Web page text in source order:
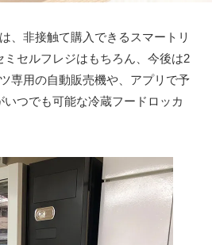
、非接触て購入できるスマートリ
セルフレジはもちろん、今後は2
専用の自動販売機や、アプリで予
つでも可能な冷蔵フードロッカ